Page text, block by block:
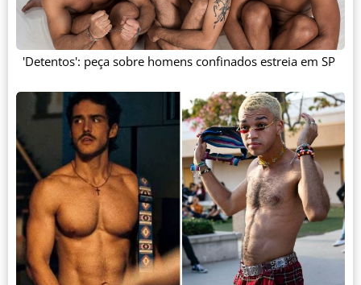
'Detentos': peça sobre homens confinados estreia em SP